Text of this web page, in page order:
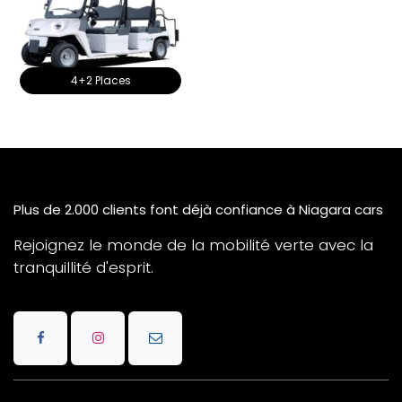
4+2 Places
Plus de 2.000 clients font déjà confiance à Niagara cars
Rejoignez le monde de la mobilité verte avec la
tranquillité d'esprit.